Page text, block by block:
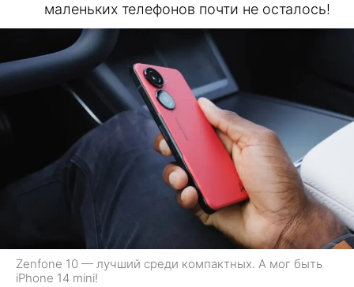
маленьких телефонов почти не осталось!
Zenfone 10 — лучший среди компактных. А мог быть
iPhone 14 mini!